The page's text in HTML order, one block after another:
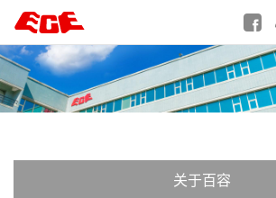
关于百容